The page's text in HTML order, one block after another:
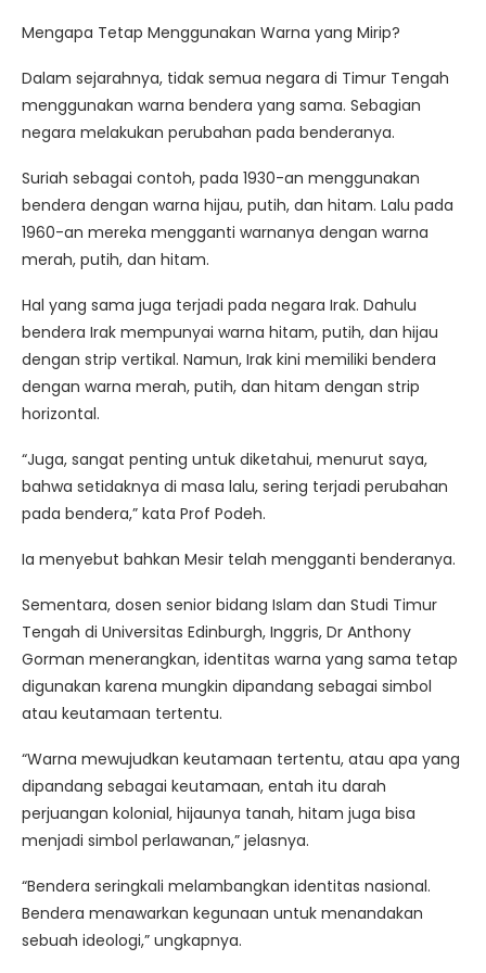
Mengapa Tetap Menggunakan Warna yang Mirip?
Dalam sejarahnya, tidak semua negara di Timur Tengah
menggunakan warna bendera yang sama. Sebagian
negara melakukan perubahan pada benderanya.
Suriah sebagai contoh, pada 1930-an menggunakan
bendera dengan warna hijau, putih, dan hitam. Lalu pada
1960-an mereka mengganti warnanya dengan warna
merah, putih, dan hitam.
Hal yang sama juga terjadi pada negara Irak. Dahulu
bendera Irak mempunyai warna hitam, putih, dan hijau
dengan strip vertikal. Namun, Irak kini memiliki bendera
dengan warna merah, putih, dan hitam dengan strip
horizontal.
“Juga, sangat penting untuk diketahui, menurut saya,
bahwa setidaknya di masa lalu, sering terjadi perubahan
pada bendera,” kata Prof Podeh.
Ia menyebut bahkan Mesir telah mengganti benderanya.
Sementara, dosen senior bidang Islam dan Studi Timur
Tengah di Universitas Edinburgh, Inggris, Dr Anthony
Gorman menerangkan, identitas warna yang sama tetap
digunakan karena mungkin dipandang sebagai simbol
atau keutamaan tertentu.
“Warna mewujudkan keutamaan tertentu, atau apa yang
dipandang sebagai keutamaan, entah itu darah
perjuangan kolonial, hijaunya tanah, hitam juga bisa
menjadi simbol perlawanan,” jelasnya.
“Bendera seringkali melambangkan identitas nasional.
Bendera menawarkan kegunaan untuk menandakan
sebuah ideologi,” ungkapnya.